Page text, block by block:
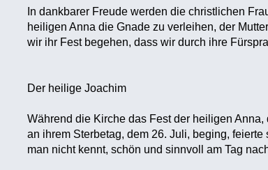
In dankbarer Freude werden die christlichen
heiligen Anna die Gnade zu verleihen, der
wir ihr Fest begehen, dass wir durch ihre
Der heilige Joachim
Während die Kirche das Fest der heiligen
an ihrem Sterbetag, dem 26. Juli, beging,
man nicht kennt, schön und sinnvoll am Tag